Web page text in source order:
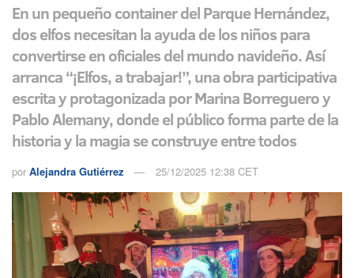
En un pequeño container del Parque Hernández,
dos elfos necesitan la ayuda de los niños para
convertirse en oficiales del mundo navideño. Así
arranca “¡Elfos, a trabajar!”, una obra participativa
escrita y protagonizada por Marina Borreguero y
Pablo Alemany, donde el público forma parte de la
historia y la magia se construye entre todos
por Alejandra Gutiérrez 25/12/2025 12:38 CET